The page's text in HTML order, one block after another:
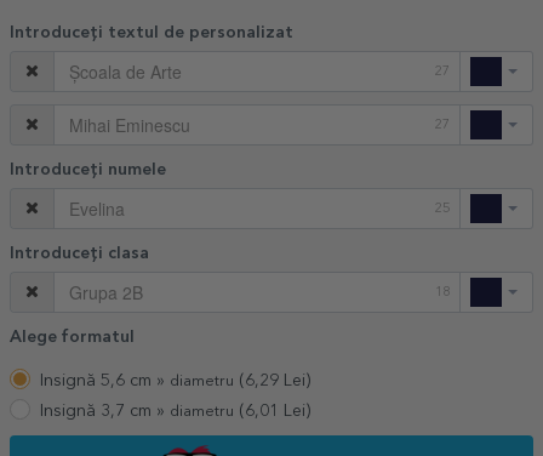
Introduceți textul de personalizat
27
27
Introduceți numele
25
Introduceți clasa
18
Alege formatul
Insignă 5,6 cm » diametru (6,29 Lei)
Insignă 3,7 cm » diametru ( 6,01 Lei)